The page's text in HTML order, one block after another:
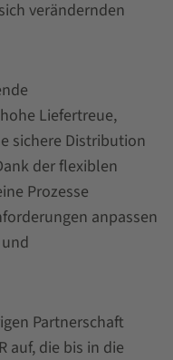
verändernden
Liefertreue,
sichere Distribution
der flexiblen
Prozesse
anpassen
Partnerschaft
auf, die bis in die